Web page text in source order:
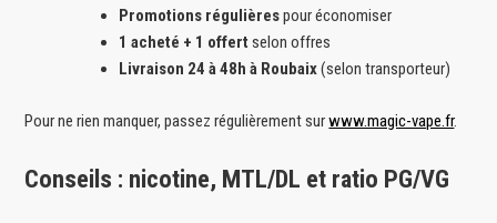
Promotions régulièrespour économiser
1 acheté + 1 offert selon offres
Livraison 24 à 48h à Roubaix(selon transporteur)
Pour ne rien manquer, passez régulièrement surwww.magic-vape.fr.
Conseils : nicotine, MTL/DL et ratio PG/VG